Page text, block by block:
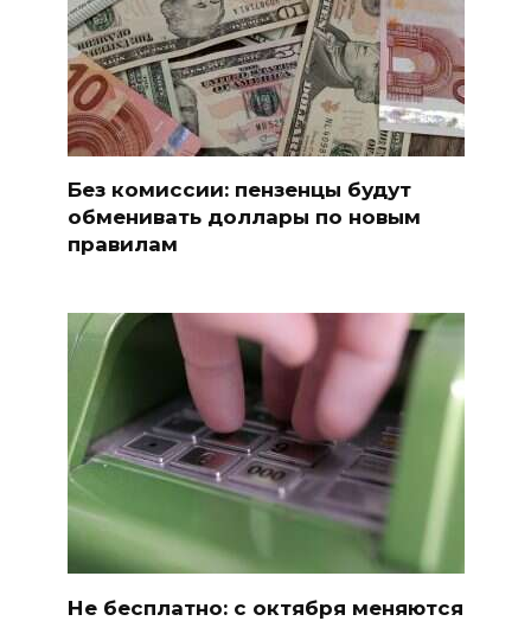
Без комиссии: пензенцы будут
обменивать доллары по новым
правилам
Не бесплатно: с октября меняются